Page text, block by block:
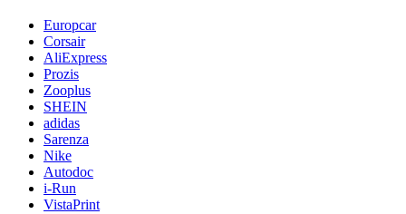
Europcar
Corsair
AliExpress
Prozis
Zooplus
SHEIN
adidas
Sarenza
Nike
Autodoc
i-Run
VistaPrint